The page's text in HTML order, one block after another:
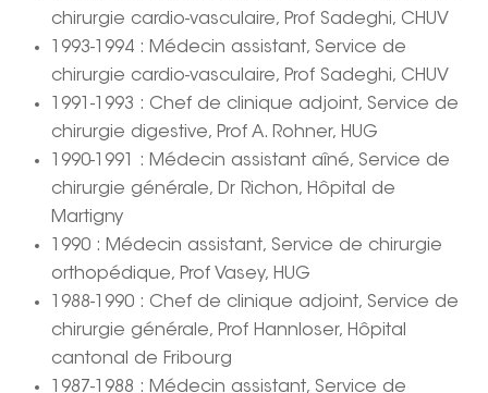
chirurgie cardio-vasculaire, Prof Sadeghi, CHUV
1993-1994 : Médecin assistant, Service de
chirurgie cardio-vasculaire, Prof Sadeghi, CHUV
1991-1993 : Chef de clinique adjoint, Service de
chirurgie digestive, Prof A. Rohner, HUG
1990-1991 : Médecin assistant aîné, Service de
chirurgie générale, Dr Richon, Hôpital de
Martigny
1990 : Médecin assistant, Service de chirurgie
orthopédique, Prof Vasey, HUG
1988-1990 : Chef de clinique adjoint, Service de
chirurgie générale, Prof Hannloser, Hôpital
cantonal de Fribourg
1987-1988 : Médecin assistant, Service de